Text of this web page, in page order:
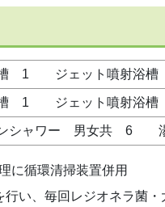
槽 1 ジェット噴射浴
槽 1 ジェット噴射浴
シャワー 男女共 6 湯
に循環清掃装置併用
い、毎回レジオネラ菌